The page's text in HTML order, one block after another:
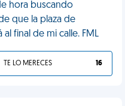
hora buscando
que la plaza de
final de mi calle. FML
TE LO MERECES 16